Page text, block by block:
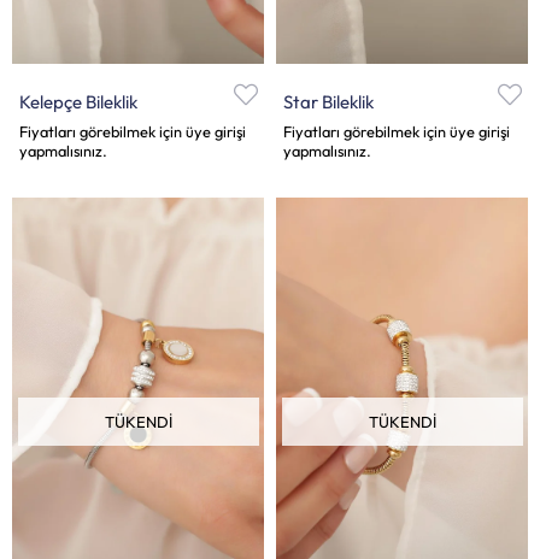
Kelepçe Bileklik
Fiyatları görebilmek için üye girişi
yapmalısınız.
Star Bileklik
Fiyatları görebilmek için üye girişi
yapmalısınız.
TÜKENDI TÜKENDI